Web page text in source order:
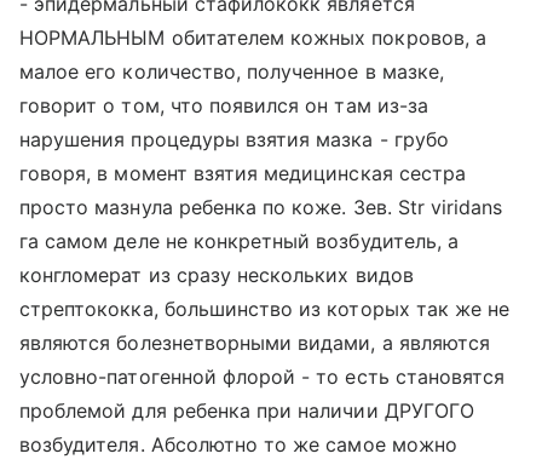
НОРМАЛЬНЫМ обитателем кожных покровов, а
малое его количество, полученное в мазке,
говорит о том, что появился он там из-за
нарушения процедуры взятия мазка - грубо
говоря, в момент взятия медицинская сестра
просто мазнула ребенка по коже. Зев. Str viridans
га самом деле не конкретный возбудитель, а
конгломерат из сразу нескольких видов
стрептококка, большинство из которых так же не
являются болезнетворными видами, а являются
условно-патогенной флорой - то есть становятся
проблемой для ребенка при наличии ДРУГОГО
возбудителя. Абсолютно то же самое можно